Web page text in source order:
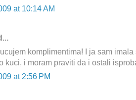
at 10:14 AM
komplimentima! I ja sam
kuci, i moram praviti da i ostali
at 2:56 PM